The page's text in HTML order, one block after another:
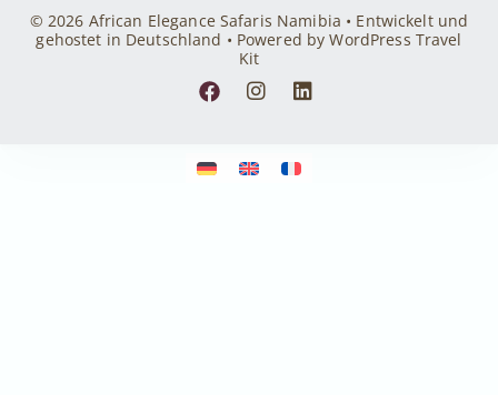
© 2026 African Elegance Safaris Namibia • Entwickelt und
gehostet in Deutschland • Powered by WordPress Travel
Kit